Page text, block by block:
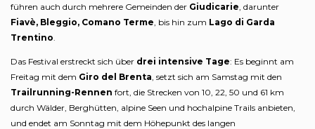
führen auch durch mehrere Gemeinden der Giudicarie , darunter
Fiavè, Bleggio, Comano Terme , bis hin zum Lago di Garda
Trentino
Das Festival erstreckt sich über drei intensive Tage: Es beginnt am
Freitag mit dem Giro del Brenta , setzt sich am Samstag mit den
Trailrunning-Rennen fort, die Strecken von 10, 22, 50 und 61 km
durch Wälder, Berghütten, alpine Seen und hochalpine Trails anbieten,
und endet am Sonntag mit dem Höhepunkt des langen